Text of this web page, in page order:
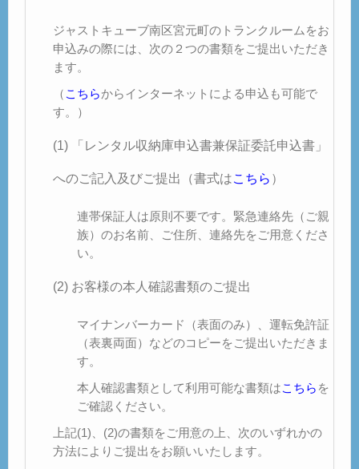
ジャストキューブ南区宮元町のトランクルームをお
申込みの際には、次の２つの書類をご提出いただき
ます。
（ こちらからインターネットによる申込も可能で
す。）
(1) 「レンタル収納庫申込書兼保証委託申込書」
へのご記入及びご提出（書式はこちら ）
連帯保証人は原則不要です。緊急連絡先（ご親
族）のお名前、ご住所、連絡先をご用意くださ
い。
(2) お客様の本人確認書類のご提出
マイナンバーカード（表面のみ）、運転免許証
（表裏両面）などのコピーをご提出いただきま
す。
本人確認書類として利用可能な書類はこちら を
ご確認ください。
上記(1)、(2)の書類をご用意の上、次のいずれかの
方法によりご提出をお願いいたします。